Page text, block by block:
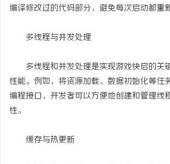
编译修改过的代码部分，避免每次启动都
多线程与并发处理
多线程和并发处理是实现游戏快启的关
性能。例如，将资源加载、数据初始化等
编程接口，开发者可以方便地创建和管理
性。
缓存与热更新
净 AC 国际医疗实验室，标准化研发体系
解析